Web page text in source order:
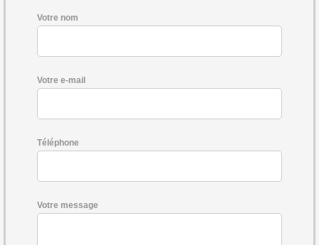
Votre nom
Votre e-mail
Téléphone
Votre message